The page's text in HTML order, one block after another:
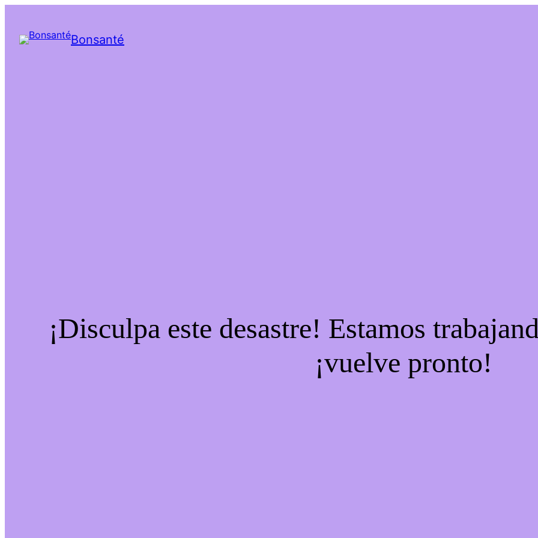
Bonsanté
¡Disculpa este desastre! Estamos
¡vuelve pronto!